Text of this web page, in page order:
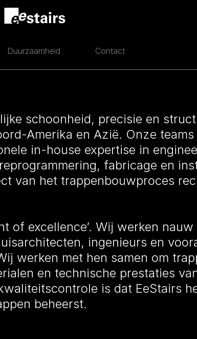
Duurzaamheid Contact
schoonheid, precisie en
Amerika en Azië. Onze
in-house expertise in
fabricage en
van het trappenbouwproces
of excellence’. Wij werken
ingenieurs en
werken met hen samen om
en technische prestaties
is dat EeStairs
beheerst.